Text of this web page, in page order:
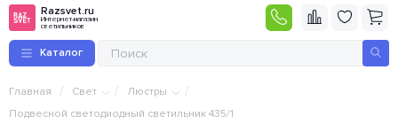
Razsvet.ru
Интернет-магазин
светильников
Каталог
Главная / Свет / Люстры /
Подвесной светодиодный светильник 435/1